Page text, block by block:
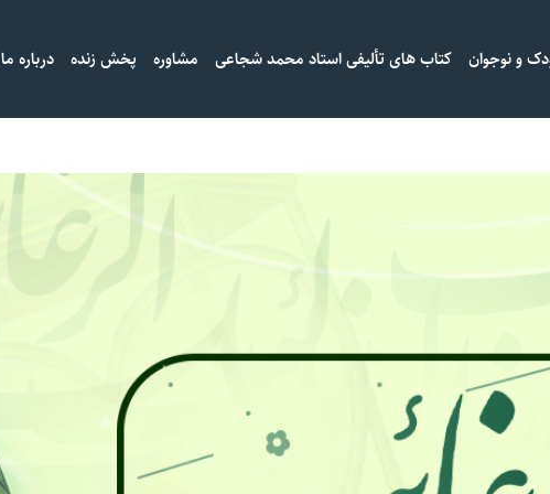
و نوجوان کتاب های تألیفی استاد محمد شجاعی مشاوره پخش زنده درباره ما